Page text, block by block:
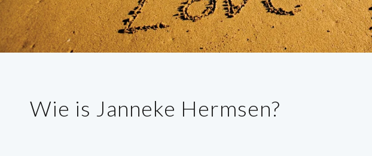
Wie is Janneke Hermsen?